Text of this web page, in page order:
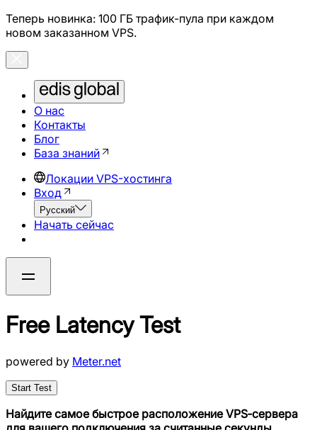
Теперь новинка: 100 ГБ трафик-пула при каждом
новом заказанном VPS.
О нас
Контакты
Блог
База знаний
Локации VPS-хостинга
Вход
Русский
Начать сейчас
Free Latency Test
powered by Meter.net
Start Test
Найдите самое быстрое расположение VPS‑сервера